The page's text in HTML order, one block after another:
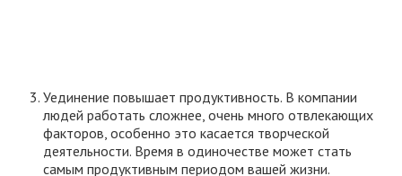
Уединение повышает продуктивность. В компании
людей работать сложнее, очень много отвлекающих
факторов, особенно это касается творческой
деятельности. Время в одиночестве может стать
самым продуктивным периодом вашей жизни.